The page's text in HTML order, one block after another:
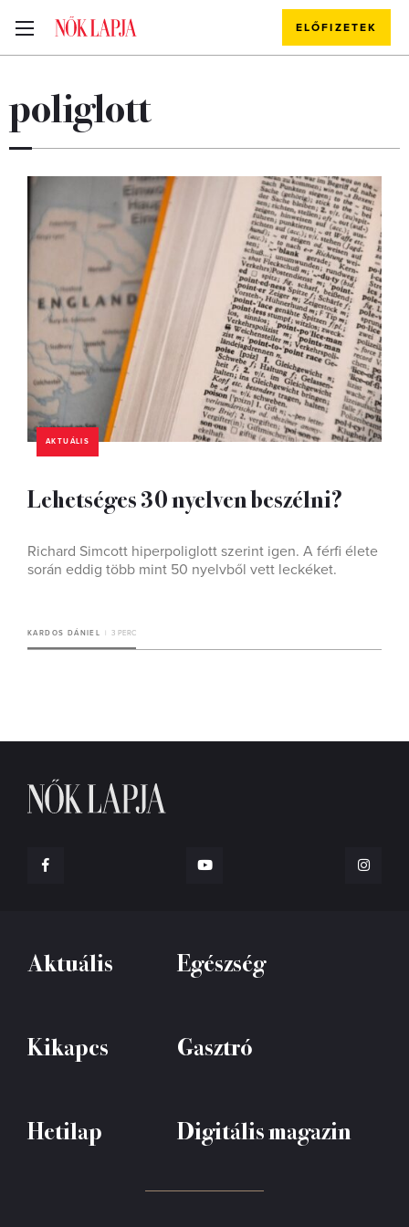
ELŐFIZETEK
poliglott
AKTUÁLIS
Lehetséges 30 nyelven beszélni?
Richard Simcott hiperpoliglott szerint igen. A férfi élete
során eddig több mint 50 nyelvből vett leckéket.
KARDOS DÁNIEL 3 PERC
Aktuális Egészség
Kikapcs Gasztró
Hetilap Digitális magazin